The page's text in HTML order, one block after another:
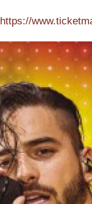
https://